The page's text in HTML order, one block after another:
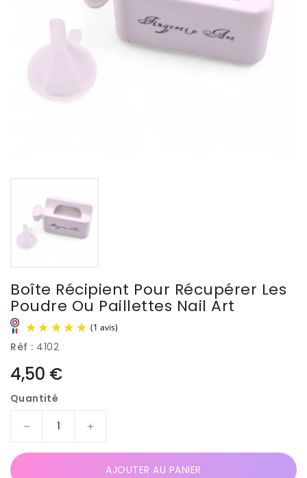
Boîte Récipient Pour Récupérer Les
Poudre Ou Paillettes Nail Art
Réf : 4102
Prix
habituel
4,50 €
Quantité
Réduire
Augmenter
AJOUTER AU PANIER